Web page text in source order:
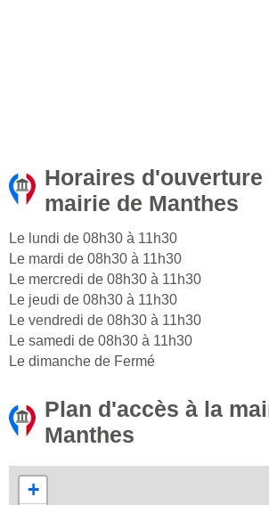
Horaires d'ouverture
mairie de Manthes
Le lundi de 08h30 à 11h30
Le mardi de 08h30 à 11h30
Le mercredi de 08h30 à 11h30
Le jeudi de 08h30 à 11h30
Le vendredi de 08h30 à 11h30
Le samedi de 08h30 à 11h30
Le dimanche de Fermé
Plan d'accès à la
Manthes
+